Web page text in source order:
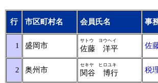
行 市区町村名 会員氏名 事
1 盛岡市
サトウ ヨウヘイ
佐藤 洋平 佐
2 奥州市
セキヤ ヒロユキ
関谷 博行 税